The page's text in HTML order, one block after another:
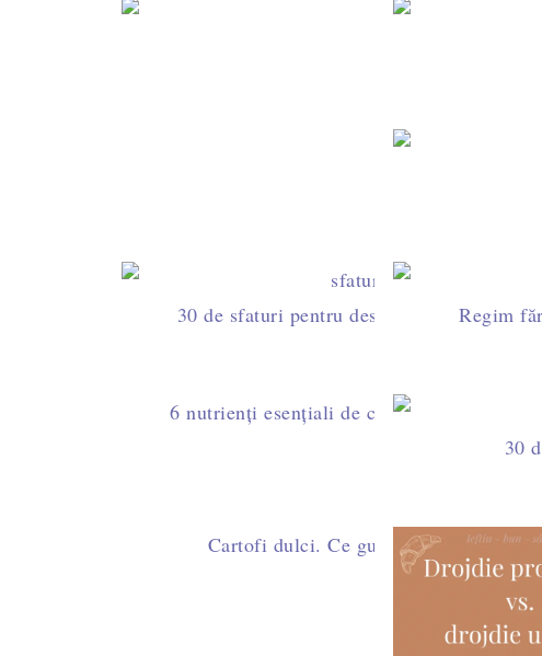
30 de sfaturi pentru deserturi reușite.
Regim
6 nutrienți esențiali de care avem nevoie și
30
Cartofi dulci. Ce gust au, cum îi